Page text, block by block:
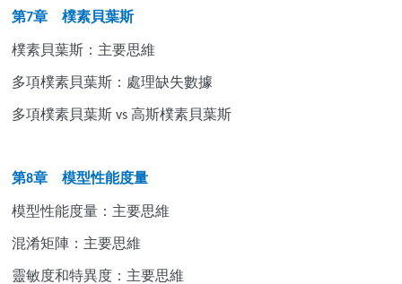
第7章 樸素貝葉斯
樸素貝葉斯：主要思維
多項樸素貝葉斯：處理缺失數據
多項樸素貝葉斯 vs 高斯樸素貝葉斯
第8章 模型性能度量
模型性能度量：主要思維
混淆矩陣：主要思維
靈敏度和特異度：主要思維